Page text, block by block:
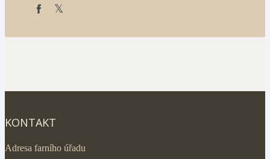
KONTAKT
Adresa farního úřadu